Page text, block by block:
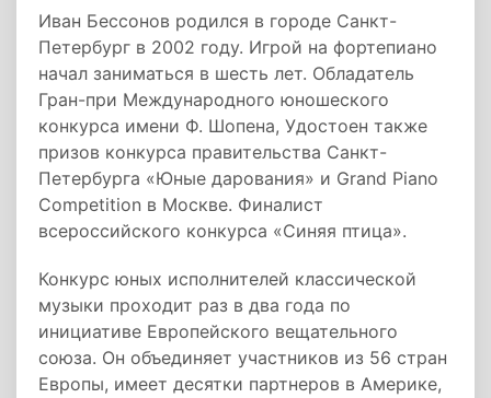
Иван Бессонов родился в городе Санкт-
Петербург в 2002 году. Игрой на фортепиано
начал заниматься в шесть лет. Обладатель
Гран-при Международного юношеского
конкурса имени Ф. Шопена, Удостоен также
призов конкурса правительства Санкт-
Петербурга «Юные дарования» и Grand Piano
Competition в Москве. Финалист
всероссийского конкурса «Синяя птица».
Конкурс юных исполнителей классической
музыки проходит раз в два года по
инициативе Европейского вещательного
союза. Он объединяет участников из 56 стран
Европы, имеет десятки партнеров в Америке,